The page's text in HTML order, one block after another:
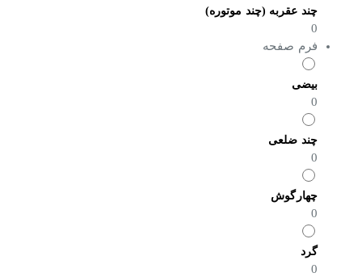
چند عقربه (چند موتوره)
0
فرم صفحه
بیضی
0
چند ضلعی
0
چهارگوش
0
گرد
0